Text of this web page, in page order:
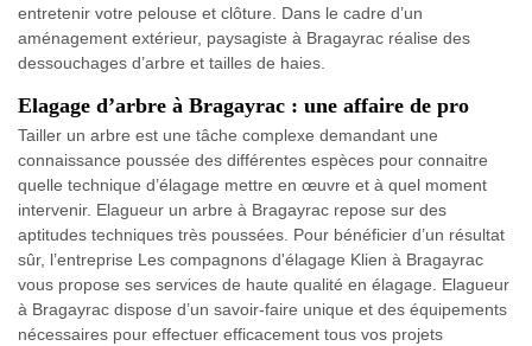
entretenir votre pelouse et clôture. Dans le cadre d’un
aménagement extérieur, paysagiste à Bragayrac réalise des
dessouchages d’arbre et tailles de haies.
Elagage d’arbre à Bragayrac : une affaire de pro
Tailler un arbre est une tâche complexe demandant une
connaissance poussée des différentes espèces pour connaitre
quelle technique d’élagage mettre en œuvre et à quel moment
intervenir. Elagueur un arbre à Bragayrac repose sur des
aptitudes techniques très poussées. Pour bénéficier d’un résultat
sûr, l’entreprise Les compagnons d'élagage Klien à Bragayrac
vous propose ses services de haute qualité en élagage. Elagueur
à Bragayrac dispose d’un savoir-faire unique et des équipements
nécessaires pour effectuer efficacement tous vos projets